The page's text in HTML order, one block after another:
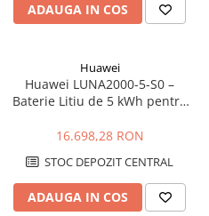
ADAUGA IN COS
Huawei
Huawei LUNA2000-5-S0 –
Baterie Litiu de 5 kWh pentru
16.698,28 RON
STOC DEPOZIT CENTRAL
ADAUGA IN COS